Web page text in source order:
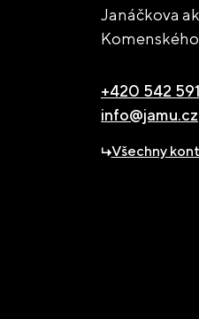
Janáčkova
Komenského
+420 542
info@jamu.cz
Všechny